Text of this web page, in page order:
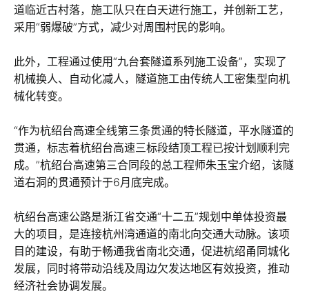
道临近古村落，施工队只在白天进行施工，并创新工艺，
采用“弱爆破”方式，减少对周围村民的影响。
此外，工程通过使用“九台套隧道系列施工设备”，实现了
机械换人、自动化减人，隧道施工由传统人工密集型向机
械化转变。
“作为杭绍台高速全线第三条贯通的特长隧道，平水隧道的
贯通，标志着杭绍台高速三标段结顶工程已按计划顺利完
成。”杭绍台高速第三合同段的总工程师朱玉宝介绍，该隧
道右洞的贯通预计于6月底完成。
杭绍台高速公路是浙江省交通“十二五”规划中单体投资最
大的项目，是连接杭州湾通道的南北向交通大动脉。该项
目的建设，有助于畅通我省南北交通，促进杭绍甬同城化
发展，同时将带动沿线及周边欠发达地区有效投资，推动
经济社会协调发展。